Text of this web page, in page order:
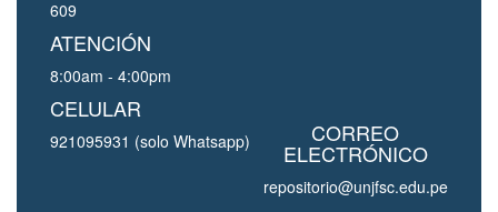
609
ATENCIÓN
8:00am - 4:00pm
CELULAR
921095931 (solo Whatsapp) CORREO
ELECTRÓNICO
repositorio@unjfsc.edu.pe